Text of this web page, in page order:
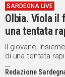
SULCIS
GALLURA
OGLIASTRA
MEDIO
CAMPIDANO
SARDEGNA LIVE
Olbia. Viola il
una tentata
Il giovane,
di una tentata
Redazione